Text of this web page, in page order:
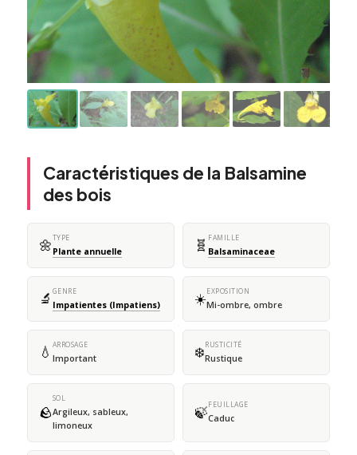
Caractéristiques de la Balsamine
des bois
🌼TYPE
Plante annuelle 🧬 FAMILLE
Balsaminaceae
🔬 GENRE
Impatientes (Impatiens) ☀️EXPOSITION
Mi-ombre, ombre
💧 ARROSAGE
Important ❄️RUSTICITÉ
Rustique
🪨
SOL
Argileux, sableux,
limoneux
🍃FEUILLAGE
Caduc